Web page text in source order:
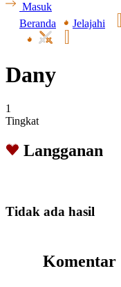
Masuk
Beranda
Jelajahi
Dany
1
Tingkat
Langganan
Tidak ada hasil
Komentar